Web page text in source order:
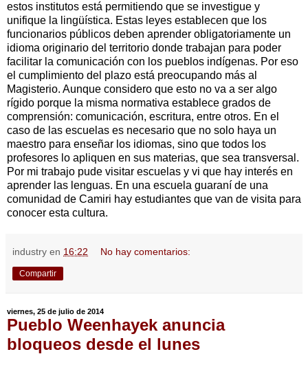
estos institutos está permitiendo que se investigue y
unifique la lingüística. Estas leyes establecen que los
funcionarios públicos deben aprender obligatoriamente un
idioma originario del territorio donde trabajan para poder
facilitar la comunicación con los pueblos indígenas. Por eso
el cumplimiento del plazo está preocupando más al
Magisterio. Aunque considero que esto no va a ser algo
rígido porque la misma normativa establece grados de
comprensión: comunicación, escritura, entre otros. En el
caso de las escuelas es necesario que no solo haya un
maestro para enseñar los idiomas, sino que todos los
profesores lo apliquen en sus materias, que sea transversal.
Por mi trabajo pude visitar escuelas y vi que hay interés en
aprender las lenguas. En una escuela guaraní de una
comunidad de Camiri hay estudiantes que van de visita para
conocer esta cultura.
industry en 16:22 No hay comentarios:
Compartir
viernes, 25 de julio de 2014
Pueblo Weenhayek anuncia
bloqueos desde el lunes